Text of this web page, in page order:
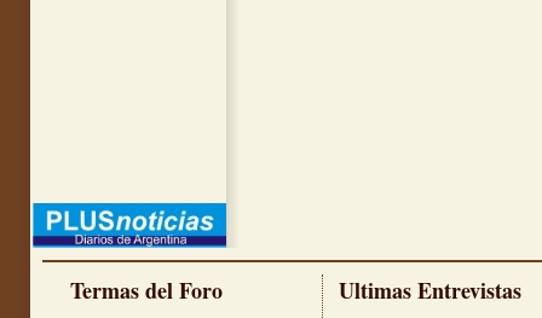
Termas del Foro Ultimas Entrevistas